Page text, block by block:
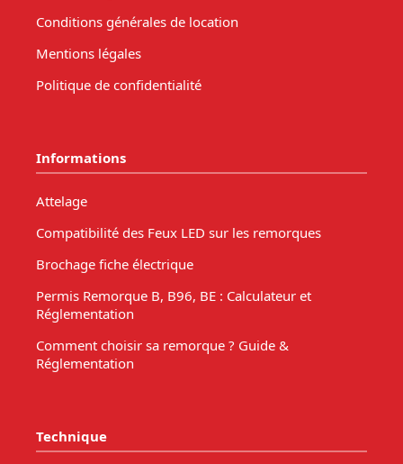
Conditions générales de location
Mentions légales
Politique de confidentialité
Informations
Attelage
Compatibilité des Feux LED sur les remorques
Brochage fiche électrique
Permis Remorque B, B96, BE : Calculateur et
Réglementation
Comment choisir sa remorque ? Guide &
Réglementation
Technique